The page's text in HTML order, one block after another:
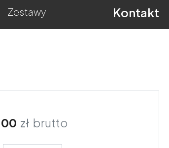
zestawy Kontakt
00 zł brutto